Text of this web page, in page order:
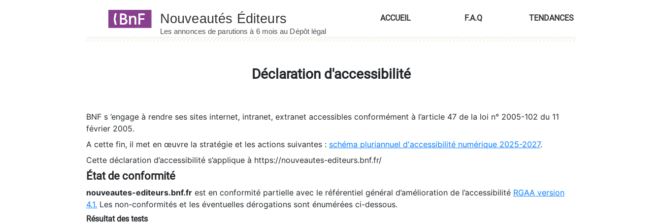
ACCUEIL F.A.Q TENDANCES
Déclaration d'accessibilité
BNF s ’engage à rendre ses sites internet, intranet, extranet accessibles conformément à l’article 47 de la loi n° 2005-102 du 11
février 2005.
A cette fin, il met en œuvre la stratégie et les actions suivantes : schéma pluriannuel d'accessibilité numérique 2025-2027.
Cette déclaration d’accessibilité s’applique à https://nouveautes-editeurs.bnf.fr/
État de conformité
nouveautes-editeurs.bnf.fr est en conformité partielle avec le référentiel général d’amélioration de l’accessibilité RGAA version
4.1. Les non-conformités et les éventuelles dérogations sont énumérées ci-dessous.
Résultat des tests